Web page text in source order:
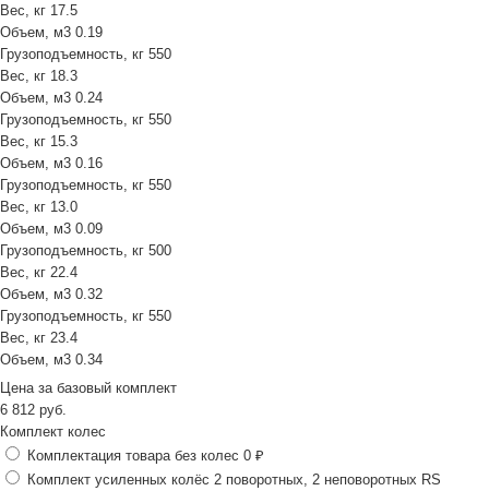
Вес, кг 17.5
Объем, м3 0.19
Грузоподъемность, кг 550
Вес, кг 18.3
Объем, м3 0.24
Грузоподъемность, кг 550
Вес, кг 15.3
Объем, м3 0.16
Грузоподъемность, кг 550
Вес, кг 13.0
Объем, м3 0.09
Грузоподъемность, кг 500
Вес, кг 22.4
Объем, м3 0.32
Грузоподъемность, кг 550
Вес, кг 23.4
Объем, м3 0.34
Цена за базовый комплект
6 812 руб.
Комплект колес
Комплектация товара без колес 0 ₽
Комплект усиленных колёс 2 поворотных, 2 неповоротных RS